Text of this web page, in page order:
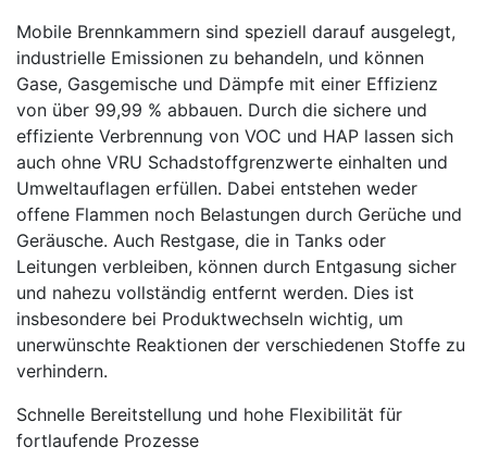
Mobile Brennkammern sind speziell darauf ausgelegt,
industrielle Emissionen zu behandeln, und können
Gase, Gasgemische und Dämpfe mit einer Effizienz
von über 99,99 % abbauen. Durch die sichere und
effiziente Verbrennung von VOC und HAP lassen sich
auch ohne VRU Schadstoffgrenzwerte einhalten und
Umweltauflagen erfüllen. Dabei entstehen weder
offene Flammen noch Belastungen durch Gerüche und
Geräusche. Auch Restgase, die in Tanks oder
Leitungen verbleiben, können durch Entgasung sicher
und nahezu vollständig entfernt werden. Dies ist
insbesondere bei Produktwechseln wichtig, um
unerwünschte Reaktionen der verschiedenen Stoffe zu
verhindern.
Schnelle Bereitstellung und hohe Flexibilität für
fortlaufende Prozesse